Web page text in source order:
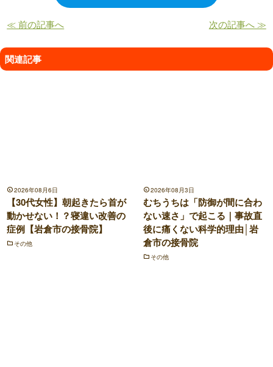
≪ 前の記事へ 次の記事へ ≫
関連記事
2026年08月6日
【30代女性】朝起きたら首が
動かせない！？寝違い改善の
症例【岩倉市の接骨院】
その他
2026年08月3日
むちうちは「防御が間に合わ
ない速さ」で起こる｜事故直
後に痛くない科学的理由│岩
倉市の接骨院
その他